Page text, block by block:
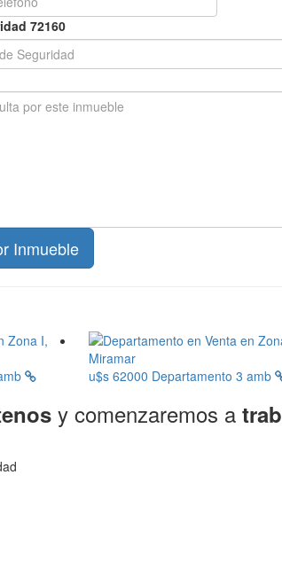
72160
u$s 62000 Departamento 3 amb
y comenzaremos a